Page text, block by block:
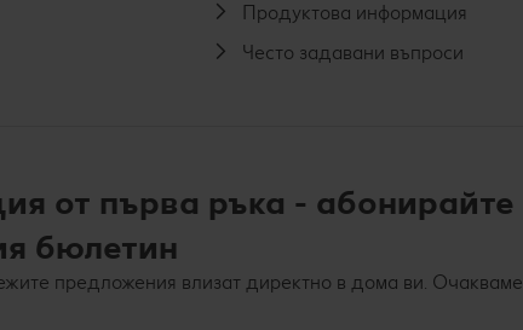
Продуктова информация
Често задавани въпроси
от първа ръка - абонирайте
бюлетин
предложения влизат директно в дома ви. Очакваме